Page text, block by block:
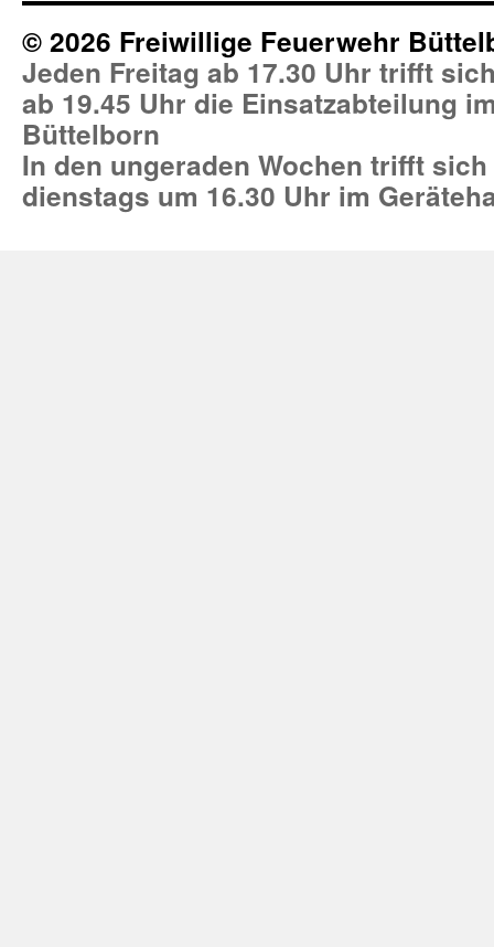
© 2026 Freiwillige Feuerwehr
Jeden Freitag ab 17.30 Uhr trifft
ab 19.45 Uhr die Einsatzabteilung
Büttelborn
In den ungeraden Wochen trifft
dienstags um 16.30 Uhr im